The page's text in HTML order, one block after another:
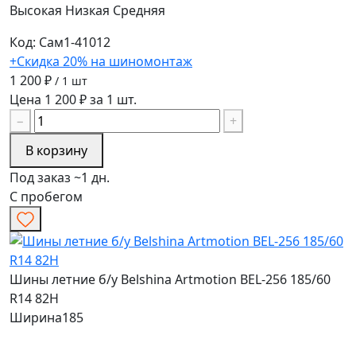
Высокая Низкая Средняя
Код: Сам1-41012
+Скидка 20% на шиномонтаж
1 200 ₽ / 1 шт
Цена 1 200 ₽ за 1 шт.
−
+
В корзину
Под заказ ~1 дн.
С пробегом
Шины летние б/у Belshina Artmotion BEL-256 185/60
R14 82H
Ширина185